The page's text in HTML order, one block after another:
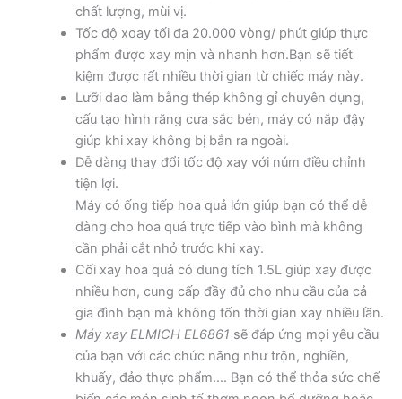
chất lượng, mùi vị.
Tốc độ xoay tối đa 20.000 vòng/ phút giúp thực
phẩm được xay mịn và nhanh hơn.Bạn sẽ tiết
kiệm được rất nhiều thời gian từ chiếc máy này.
Lưỡi dao làm bằng thép không gỉ chuyên dụng,
cấu tạo hình răng cưa sắc bén, máy có nắp đậy
giúp khi xay không bị bắn ra ngoài.
Dễ dàng thay đổi tốc độ xay với núm điều chỉnh
tiện lợi.
Máy có ống tiếp hoa quả lớn giúp bạn có thể dễ
dàng cho hoa quả trực tiếp vào bình mà không
cần phải cắt nhỏ trước khi xay.
Cối xay hoa quả có dung tích 1.5L giúp xay được
nhiều hơn, cung cấp đầy đủ cho nhu cầu của cả
gia đình bạn mà không tốn thời gian xay nhiều lần.
Máy xay ELMICH EL6861 sẽ đáp ứng mọi yêu cầu
của bạn với các chức năng như trộn, nghiền,
khuấy, đảo thực phẩm…. Bạn có thể thỏa sức chế